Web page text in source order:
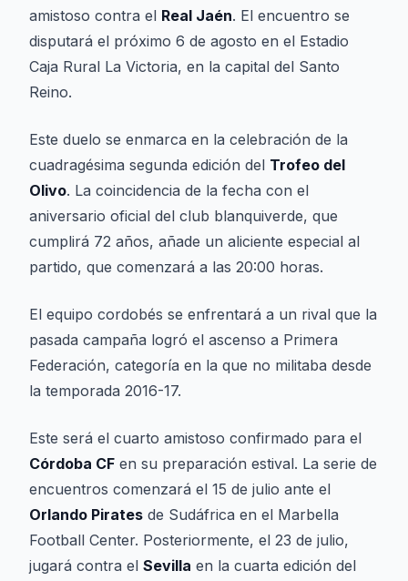
amistoso contra el Real Jaén. El encuentro se
disputará el próximo 6 de agosto en el Estadio
Caja Rural La Victoria, en la capital del Santo
Reino.
Este duelo se enmarca en la celebración de la
cuadragésima segunda edición del Trofeo del
Olivo. La coincidencia de la fecha con el
aniversario oficial del club blanquiverde, que
cumplirá 72 años, añade un aliciente especial al
partido, que comenzará a las 20:00 horas.
El equipo cordobés se enfrentará a un rival que la
pasada campaña logró el ascenso a Primera
Federación, categoría en la que no militaba desde
la temporada 2016-17.
Este será el cuarto amistoso confirmado para el
Córdoba CF en su preparación estival. La serie de
encuentros comenzará el 15 de julio ante el
Orlando Pirates de Sudáfrica en el Marbella
Football Center. Posteriormente, el 23 de julio,
jugará contra el Sevilla en la cuarta edición del